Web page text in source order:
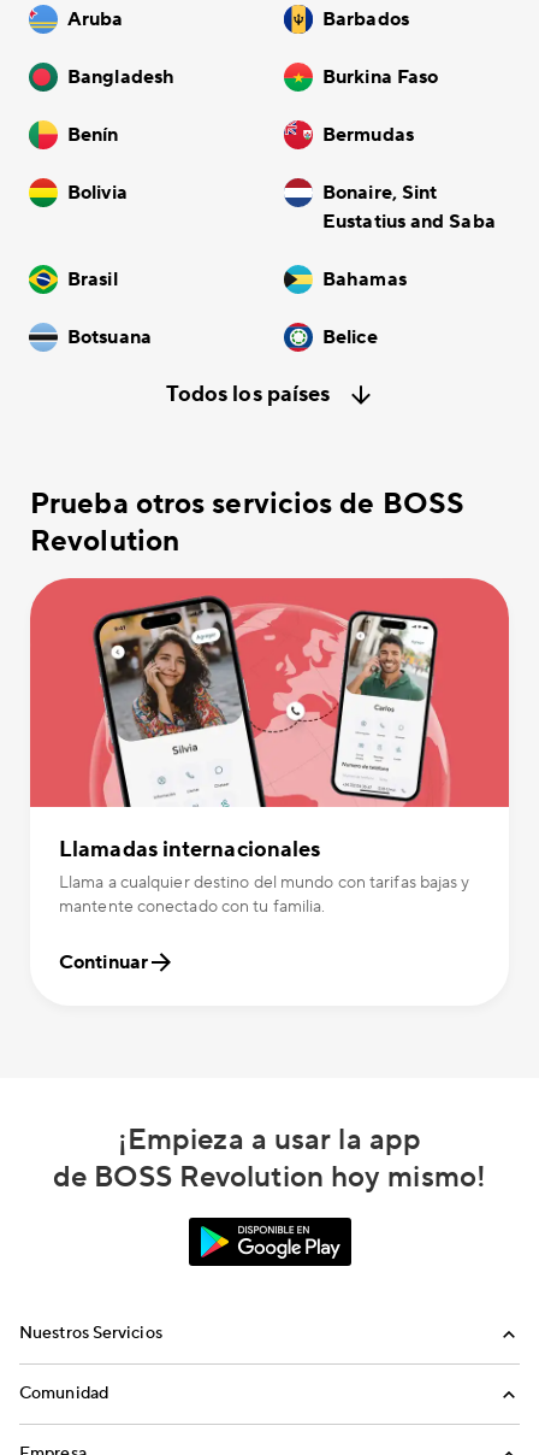
Aruba Barbados
Bangladesh Burkina Faso
Benín Bermudas
Bolivia
Bonaire, Sint
Eustatius and Saba
Brasil Bahamas
Botsuana Belice
Todos los países
Prueba otros servicios de BOSS
Revolution
Llamadas internacionales
Llama a cualquier destino del mundo con tarifas bajas y
mantente conectado con tu familia.
Continuar
¡Empieza a usar la app
de BOSS Revolution hoy mismo!
Nuestros Servicios
Envíos de Dinero
Comunidad